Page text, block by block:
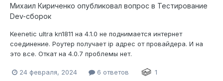
Михаил Кириченко опубликовал вопрос в Тестирование
Dev-сборок
Keenetic ultra kn1811 на 4.1.0 не поднимается интернет
соединение. Роутер получает ip адрес от провайдера. И на
это все. Откат на 4.0.7 проблемы нет.
24 февраля, 2024 6 ответов 1